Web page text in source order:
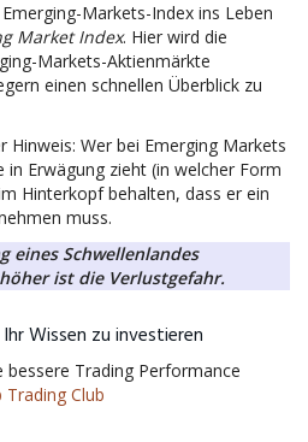
Markets-Index ins Leben
Market Index. Hier wird die
Markets-Aktienmärkte
einen schnellen Überblick zu
Hinweis: Wer bei Emerging Markets
Erwägung zieht (in welcher Form
Hinterkopf behalten, dass er ein
muss.
eines Schwellenlandes
ist die Verlustgefahr.
Wissen zu investieren
Trading Performance
Trading Club